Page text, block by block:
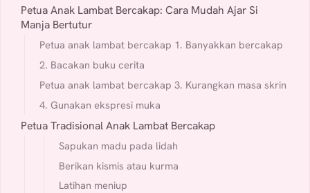
Petua Anak Lambat Bercakap: Cara Mudah Ajar Si
Manja Bertutur
Petua anak lambat bercakap 1. Banyakkan bercakap
2. Bacakan buku cerita
Petua anak lambat bercakap 3. Kurangkan masa skrin
4. Gunakan ekspresi muka
Petua Tradisional Anak Lambat Bercakap
Sapukan madu pada lidah
Berikan kismis atau kurma
Latihan meniup